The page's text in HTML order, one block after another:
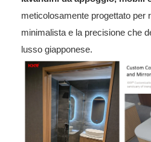
meticolosamente progettato per
minimalista e la precisione che
lusso giapponese.